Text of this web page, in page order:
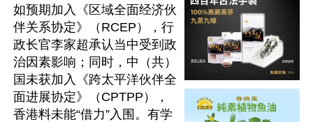
如预期加入《区域全面经济伙
伴关系协定》（RCEP），行
政长官李家超承认当中受到政
治因素影响；同时，中（共）
国未获加入《跨太平洋伙伴全
面进展协定》（CPTPP），
香港料未能“借力”入围。有学